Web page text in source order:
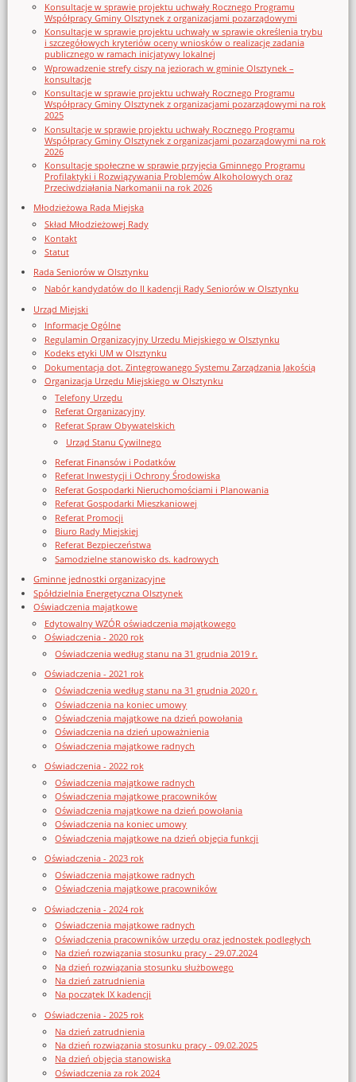
Konsultacje w sprawie projektu uchwały Rocznego Programu
Współpracy Gminy Olsztynek z organizacjami pozarządowymi
Konsultacje w sprawie projektu uchwały w sprawie określenia trybu
i szczegółowych kryteriów oceny wniosków o realizację zadania
publicznego w ramach inicjatywy lokalnej
Wprowadzenie strefy ciszy na jeziorach w gminie Olsztynek –
konsultacje
Konsultacje w sprawie projektu uchwały Rocznego Programu
Współpracy Gminy Olsztynek z organizacjami pozarządowymi na rok
2025
Konsultacje w sprawie projektu uchwały Rocznego Programu
Współpracy Gminy Olsztynek z organizacjami pozarządowymi na rok
2026
Konsultacje społeczne w sprawie przyjęcia Gminnego Programu
Profilaktyki i Rozwiązywania Problemów Alkoholowych oraz
Przeciwdziałania Narkomanii na rok 2026
Młodzieżowa Rada Miejska
Skład Młodzieżowej Rady
Kontakt
Statut
Rada Seniorów w Olsztynku
Nabór kandydatów do II kadencji Rady Seniorów w Olsztynku
Urząd Miejski
Informacje Ogólne
Regulamin Organizacyjny Urzedu Miejskiego w Olsztynku
Kodeks etyki UM w Olsztynku
Dokumentacja dot. Zintegrowanego Systemu Zarządzania Jakością
Organizacja Urzędu Miejskiego w Olsztynku
Telefony Urzędu
Referat Organizacyjny
Referat Spraw Obywatelskich
Urząd Stanu Cywilnego
Referat Finansów i Podatków
Referat Inwestycji i Ochrony Środowiska
Referat Gospodarki Nieruchomościami i Planowania
Referat Gospodarki Mieszkaniowej
Referat Promocji
Biuro Rady Miejskiej
Referat Bezpieczeństwa
Samodzielne stanowisko ds. kadrowych
Gminne jednostki organizacyjne
Spółdzielnia Energetyczna Olsztynek
Oświadczenia majątkowe
Edytowalny WZÓR oświadczenia majątkowego
Oświadczenia - 2020 rok
Oświadczenia według stanu na 31 grudnia 2019 r.
Oświadczenia - 2021 rok
Oświadczenia według stanu na 31 grudnia 2020 r.
Oświadczenia na koniec umowy
Oświadczenia majątkowe na dzień powołania
Oświadczenia na dzień upoważnienia
Oświadczenia majątkowe radnych
Oświadczenia - 2022 rok
Oświadczenia majątkowe radnych
Oświadczenia majątkowe pracowników
Oświadczenia majątkowe na dzień powołania
Oświadczenia na koniec umowy
Oświadczenia majątkowe na dzień objęcia funkcji
Oświadczenia - 2023 rok
Oświadczenia majątkowe radnych
Oświadczenia majątkowe pracowników
Oświadczenia - 2024 rok
Oświadczenia majątkowe radnych
Oświadczenia pracowników urzędu oraz jednostek podległych
Na dzień rozwiązania stosunku pracy - 29.07.2024
Na dzień rozwiązania stosunku służbowego
Na dzień zatrudnienia
Na początek IX kadencji
Oświadczenia - 2025 rok
Na dzień zatrudnienia
Na dzień rozwiązania stosunku pracy - 09.02.2025
Na dzień objęcia stanowiska
Oświadczenia za rok 2024